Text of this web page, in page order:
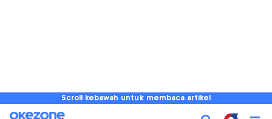
Scroll kebawah untuk membaca artikel